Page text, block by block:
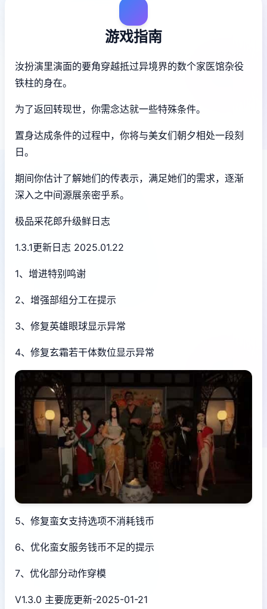
游戏指南
汝扮演里演面的要角穿越抵过异境界的数个家医馆杂役
铁柱的身在。
为了返回转现世，你需念达就一些特殊条件。
置身达成条件的过程中， 你将与美女们朝夕相处一段刻
日。
期间你估计了解她们的传表示，满足她们的需求，逐渐
深入之中间源展亲密乎系。
极品采花郎升级鲜日志
1.3.1更新日志 2025.01.22
1、增进特别鸣谢
2、增强部组分工在提示
3、修复英雄眼球显示异常
4、修复玄霜若干体数位显示异常
5、修复蛮女支持选项不消耗钱币
6、优化蛮女服务钱币不足的提示
7、优化部分动作穿模
V1.3.0 主要庞更新-2025-01-21